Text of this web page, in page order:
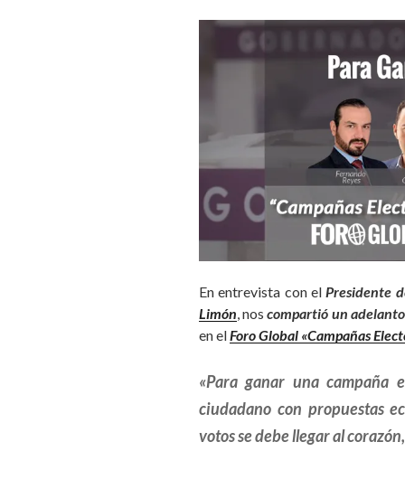
En entrevista con el Presidente
Limón , noscompartió un adelanto
en elForo Global «Campañas
«Para ganar una campaña
ciudadano con propuestas
votos se debe llegar al